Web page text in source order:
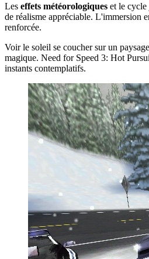
Les effets météorologiques et le
de réalisme appréciable. L'immersion
renforcée.
Voir le soleil se coucher sur un
magique. Need for Speed 3: Hot
instants contemplatifs.